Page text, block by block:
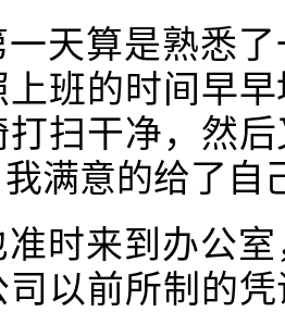
一天算是熟悉
上班的时间早
扫干净，然
满意的给了自
准时来到办公
以前所制的